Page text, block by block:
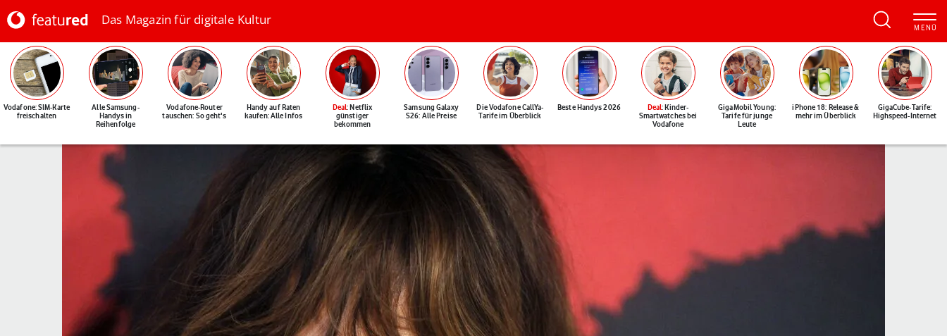
Das Magazin für digitale Kultur
Vodafone: SIM-Karte
freischalten
Alle Samsung-
Handys in
Reihenfolge
Vodafone-Router
tauschen: So geht's
Handy auf Raten
kaufen: Alle Infos
Deal: Netflix
günstiger
bekommen
Samsung Galaxy
S26: Alle Preise
Die Vodafone CallYa-
Tarife im Überblick
Beste Handys 2026 Deal: Kinder-
Smartwatches bei
Vodafone
GigaMobil Young:
Tarife für junge
Leute
iPhone 18: Release &
mehr im Überblick
GigaCube-Tarife:
Highspeed-Internet